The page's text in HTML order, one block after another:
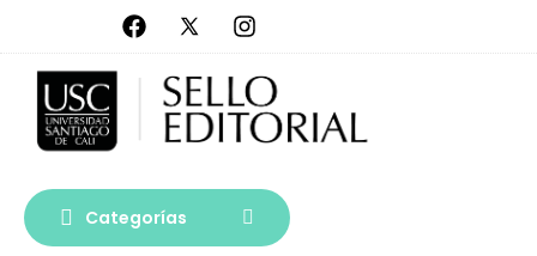
Categorías